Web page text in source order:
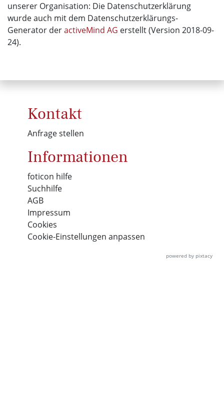
unserer Organisation: Die Datenschutzerklärung
wurde auch mit dem Datenschutzerklärungs-
Generator deractiveMind AG erstellt (Version 2018-09-
24).
Kontakt
Anfrage stellen
Informationen
foticon hilfe
Suchhilfe
AGB
Impressum
Cookies
Cookie-Einstellungen anpassen
powered by pixtacy